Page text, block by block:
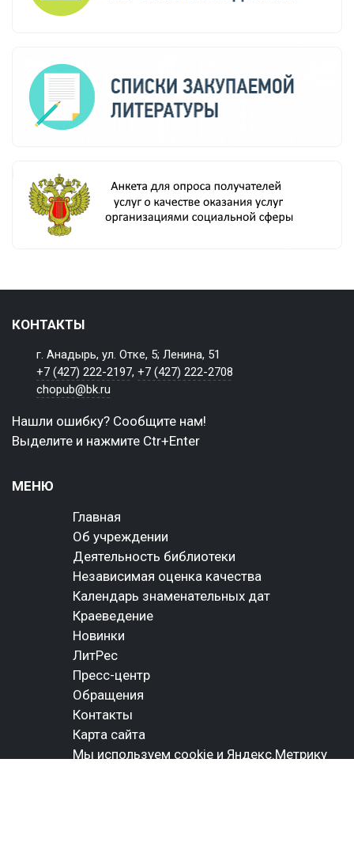
КОНТАКТЫ
г. Анадырь, ул. Отке, 5; Ленина, 51
+7 (427) 222-2197,+7 (427) 222-2708
chopub@bk.ru
Нашли ошибку? Сообщите нам!
Выделите и нажмите Ctr+Enter
МЕНЮ
Главная
Об учреждении
Деятельность библиотеки
Независимая оценка качества
Календарь знаменательных дат
Краеведение
Новинки
ЛитРес
Пресс-центр
Обращения
Контакты
Карта сайта
Мы используем cookie и Яндекс.Метрику